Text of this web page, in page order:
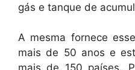
gás e tanque de
A mesma fornece
mais de 50 anos e